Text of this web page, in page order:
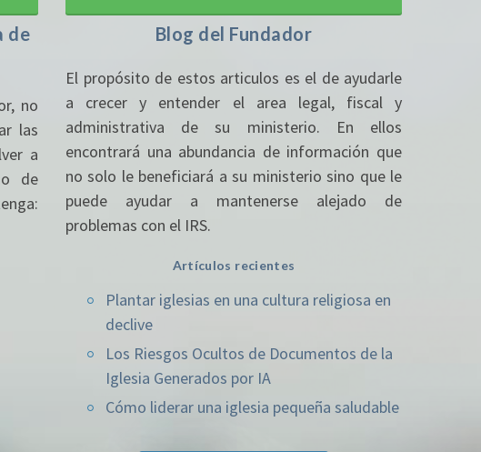
SERVICIO
para establecer su iglesia o ministerio
¡COMIENCE HOY!
de
no
las
a
de
Blog del Fundador
El propósito de estos articulos es el de ayudarle
a crecer y entender el area legal, fiscal y
administrativa de su ministerio. En ellos
encontrará una abundancia de información que
no solo le beneficiará a su ministerio sino que le
puede ayudar a mantenerse alejado de
problemas con el IRS.
Artículos recientes
Plantar iglesias en una cultura religiosa en
declive
Los Riesgos Ocultos de Documentos de la
Iglesia Generados por IA
Cómo liderar una iglesia pequeña saludable